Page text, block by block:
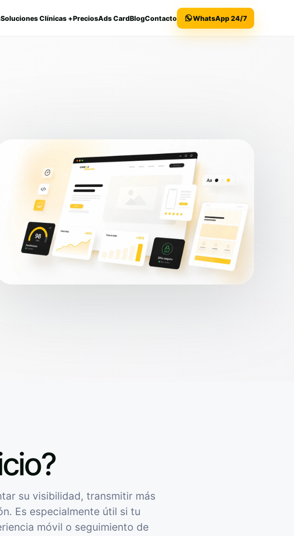
Soluciones Clínicas +PreciosAds CardBlogContacto WhatsApp 24/7
su visibilidad, transmitir más
Es especialmente útil si tu
móvil o seguimiento de